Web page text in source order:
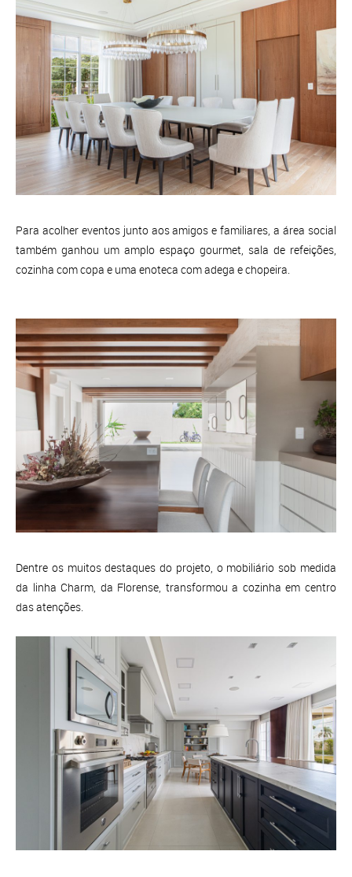
Para acolher eventos junto aos amigos e familiares, a área social
também ganhou um amplo espaço gourmet, sala de refeições,
cozinha com copa e uma enoteca com adega e chopeira.
Dentre os muitos destaques do projeto, o mobiliário sob medida
da linha Charm, da Florense, transformou a cozinha em centro
das atenções.